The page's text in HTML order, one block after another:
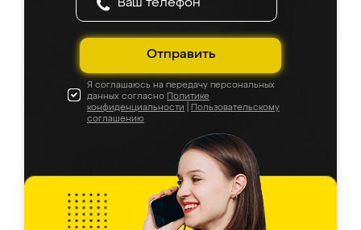
Отправить
Я соглашаюсь на передачу персональных
данных согласно Политике
конфиденциальности
Пользовательскому
соглашению